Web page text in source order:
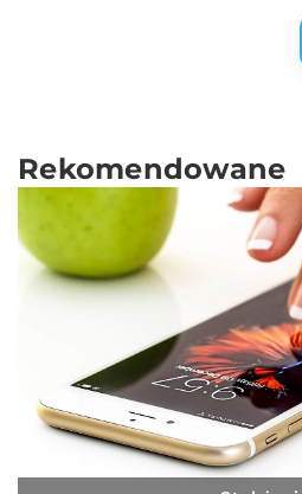
Rekomendowane